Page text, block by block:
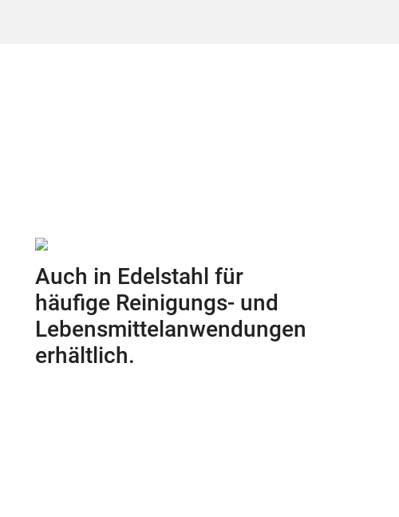
Auch in Edelstahl für
häufige Reinigungs- und
Lebensmittelanwendungen
erhältlich.